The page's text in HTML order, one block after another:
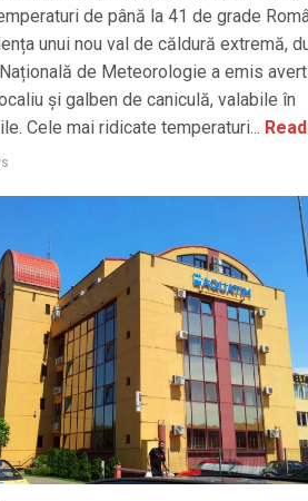
de până la 41 de grade
unui nou val de căldură extremă,
de Meteorologie a emis
și galben de caniculă, valabile în
Cele mai ridicate temperaturi...